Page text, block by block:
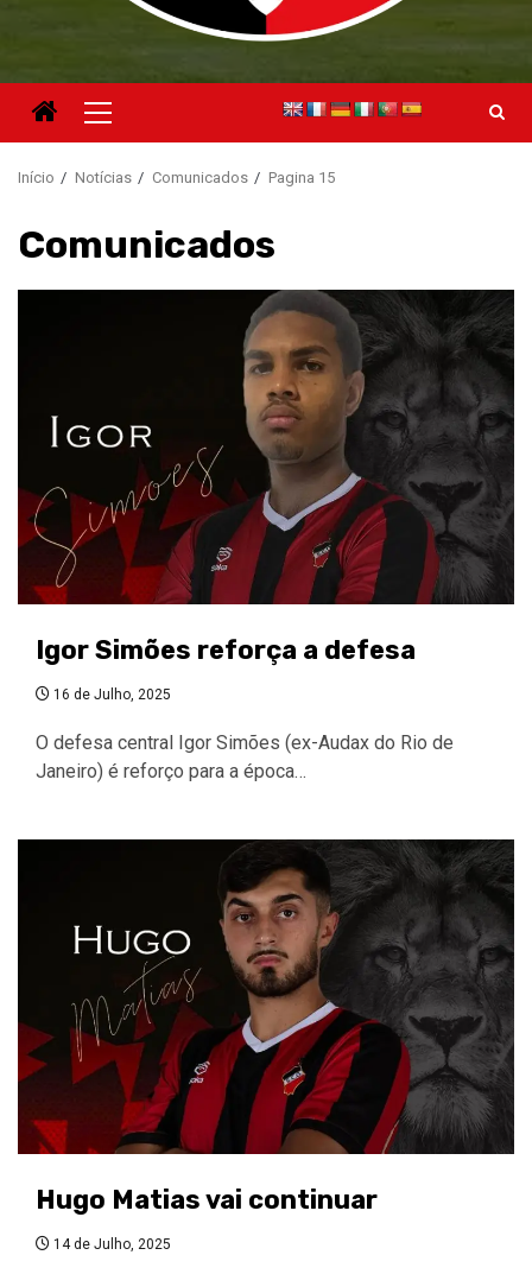
Menu
principal
Início Notícias Comunicados Pagina 15
Comunicados
Igor Simões reforça a defesa
16 de Julho, 2025
O defesa central Igor Simões (ex-Audax do Rio de
Janeiro) é reforço para a época…
Hugo Matias vai continuar
14 de Julho, 2025